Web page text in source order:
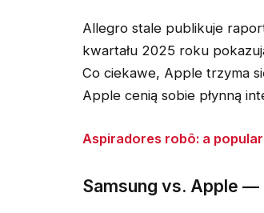
Allegro stale publikuje
kwartału 2025 roku
Co ciekawe, Apple trzyma
Apple cenią sobie płynną
Aspiradores robô: a
Samsung vs. Apple